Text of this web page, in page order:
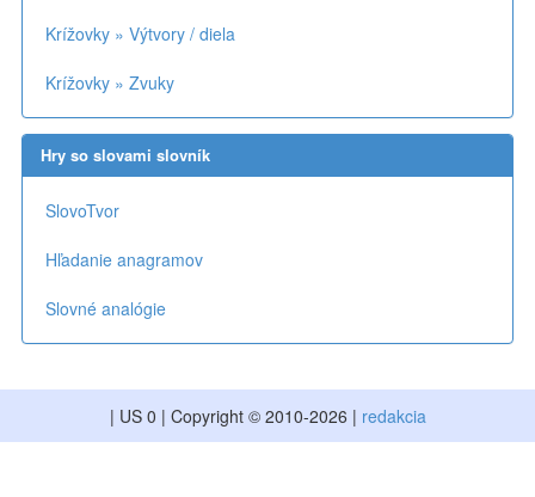
Krížovky » Výtvory / diela
Krížovky » Zvuky
Hry so slovami slovník
SlovoTvor
Hľadanie anagramov
Slovné analógie
| US 0 | Copyright © 2010-2026 | redakcia